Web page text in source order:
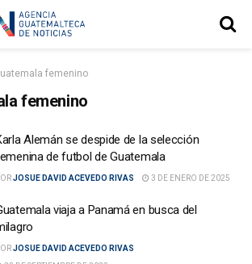
femenino
femenino
Alemán se despide de la selección
de futbol de Guatemala
JOSUE DAVID ACEVEDO RIVAS 3 DE ENERO DE 2025
viaja a Panamá en busca del
JOSUE DAVID ACEVEDO RIVAS